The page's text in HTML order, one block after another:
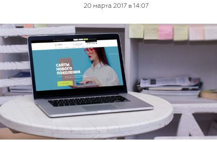
20 марта 2017 в 14:07